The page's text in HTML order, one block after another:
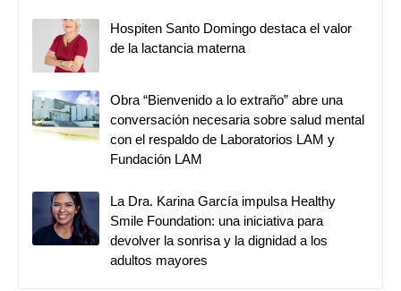
Hospiten Santo Domingo destaca el valor
de la lactancia materna
Obra “Bienvenido a lo extraño” abre una
conversación necesaria sobre salud mental
con el respaldo de Laboratorios LAM y
Fundación LAM
La Dra. Karina García impulsa Healthy
Smile Foundation: una iniciativa para
devolver la sonrisa y la dignidad a los
adultos mayores